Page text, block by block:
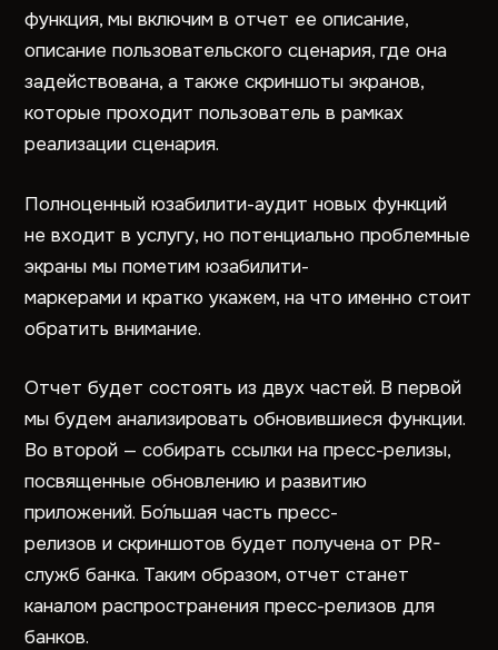
функция, мы включим в отчет ее описание,
описание пользовательского сценария, где она
задействована, а также скриншоты экранов,
которые проходит пользователь в рамках
реализации сценария.
Полноценный юзабилити-аудит новых функций
не входит в услугу, но потенциально проблемные
экраны мы пометим юзабилити-
маркерами и кратко укажем, на что именно стоит
обратить внимание.
Отчет будет состоять из двух частей. В первой
мы будем анализировать обновившиеся функции.
Во второй — собирать ссылки на пресс-релизы,
посвященные обновлению и развитию
приложений. Бо́льшая часть пресс-
релизов и скриншотов будет получена от PR-
служб банка. Таким образом, отчет станет
каналом распространения пресс-релизов для
банков.